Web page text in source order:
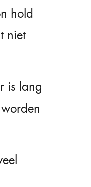
hold
niet
is lang